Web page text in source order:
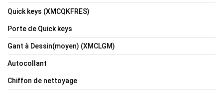
Quick keys (XMCQKFRES)
Porte de Quick keys
Gant à Dessin(moyen) (XMCLGM)
Autocollant
Chiffon de nettoyage